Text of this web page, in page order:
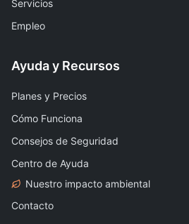
Servicios
Empleo
Ayuda y Recursos
Planes y Precios
Cómo Funciona
Consejos de Seguridad
Centro de Ayuda
Nuestro impacto ambiental
Contacto